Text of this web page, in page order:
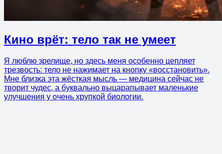
Кино врёт: тело так не умеет
Я люблю зрелище, но здесь меня особенно цепляет
трезвость: тело не нажимает на кнопку «восстановить».
Мне близка эта жёсткая мысль — медицина сейчас не
творит чудес, а буквально выцарапывает маленькие
улучшения у очень хрупкой биологии.